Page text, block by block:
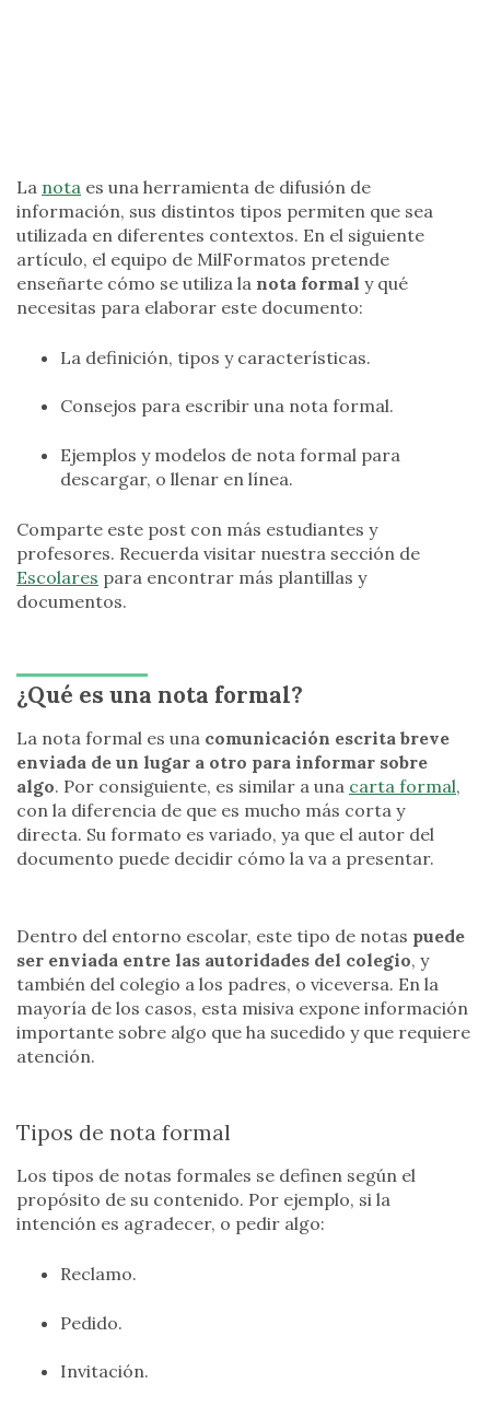
La nota es una herramienta de difusión de
información, sus distintos tipos permiten que sea
utilizada en diferentes contextos. En el siguiente
artículo, el equipo de MilFormatos pretende
enseñarte cómo se utiliza la nota formal y qué
necesitas para elaborar este documento:
La definición, tipos y características.
Consejos para escribir una nota formal.
Ejemplos y modelos de nota formal para
descargar, o llenar en línea.
Comparte este post con más estudiantes y
profesores. Recuerda visitar nuestra sección de
Escolares para encontrar más plantillas y
documentos.
¿Qué es una nota formal?
La nota formal es una comunicación escrita breve
enviada de un lugar a otro para informar sobre
algo. Por consiguiente, es similar a una carta formal,
con la diferencia de que es mucho más corta y
directa. Su formato es variado, ya que el autor del
documento puede decidir cómo la va a presentar.
Dentro del entorno escolar, este tipo de notas puede
ser enviada entre las autoridades del colegio, y
también del colegio a los padres, o viceversa. En la
mayoría de los casos, esta misiva expone información
importante sobre algo que ha sucedido y que requiere
atención.
Tipos de nota formal
Los tipos de notas formales se definen según el
propósito de su contenido. Por ejemplo, si la
intención es agradecer, o pedir algo:
Reclamo.
Pedido.
Invitación.